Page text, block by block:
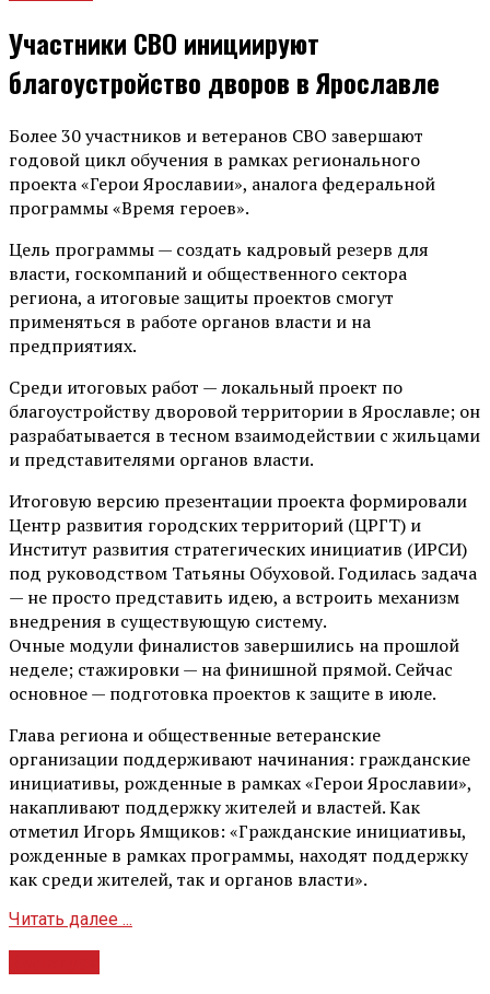
Участники СВО инициируют
благоустройство дворов в Ярославле
Более 30 участников и ветеранов СВО завершают
годовой цикл обучения в рамках регионального
проекта «Герои Ярославии», аналога федеральной
программы «Время героев».
Цель программы — создать кадровый резерв для
власти, госкомпаний и общественного сектора
региона, а итоговые защиты проектов смогут
применяться в работе органов власти и на
предприятиях.
Среди итоговых работ — локальный проект по
благоустройству дворовой территории в Ярославле; он
разрабатывается в тесном взаимодействии с жильцами
и представителями органов власти.
Итоговую версию презентации проекта формировали
Центр развития городских территорий (ЦРГТ) и
Институт развития стратегических инициатив (ИРСИ)
под руководством Татьяны Обуховой. Годилась задача
— не просто представить идею, а встроить механизм
внедрения в существующую систему.
Очные модули финалистов завершились на прошлой
неделе; стажировки — на финишной прямой. Сейчас
основное — подготовка проектов к защите в июле.
Глава региона и общественные ветеранские
организации поддерживают начинания: гражданские
инициативы, рожденные в рамках «Герои Ярославии»,
накапливают поддержку жителей и властей. Как
отметил Игорь Ямщиков: «Гражданские инициативы,
рожденные в рамках программы, находят поддержку
как среди жителей, так и органов власти».
Читать далее ...